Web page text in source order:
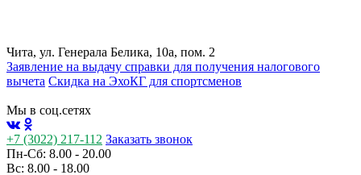
Чита, ул. Генерала Белика, 10а, пом. 2
Заявление на выдачу справки для получения налогового
вычета Cкидка на ЭхоКГ для спортсменов
Мы в соц.сетях
+7 (3022) 217-112 Заказать звонок
Пн-Сб: 8.00 - 20.00
Вс: 8.00 - 18.00